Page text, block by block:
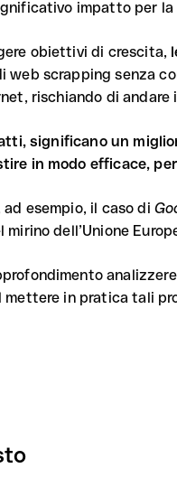
impatto per
obiettivi di crescita,
web scrapping senza
rischiando di
significano un
in modo efficace,
esempio, il caso di
dell’Unione
in pratica tali